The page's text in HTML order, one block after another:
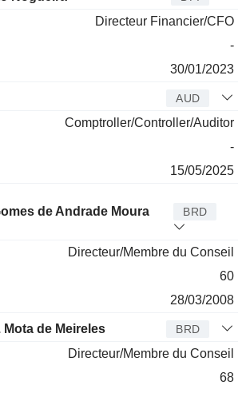
Directeur Financier/CFO
-
30/01/2023
AUD
Comptroller/Controller/Auditor
-
15/05/2025
Age Depuis
de Andrade Moura
BRD
Directeur/Membre du Conseil
60
28/03/2008
Mota de Meireles BRD
Directeur/Membre du Conseil
68